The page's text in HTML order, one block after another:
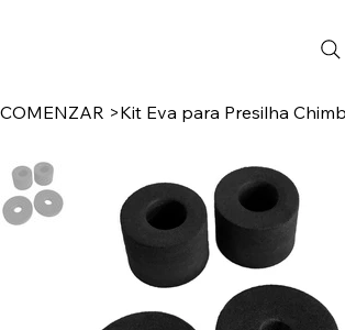
COMENZAR >Kit Eva para Presilha